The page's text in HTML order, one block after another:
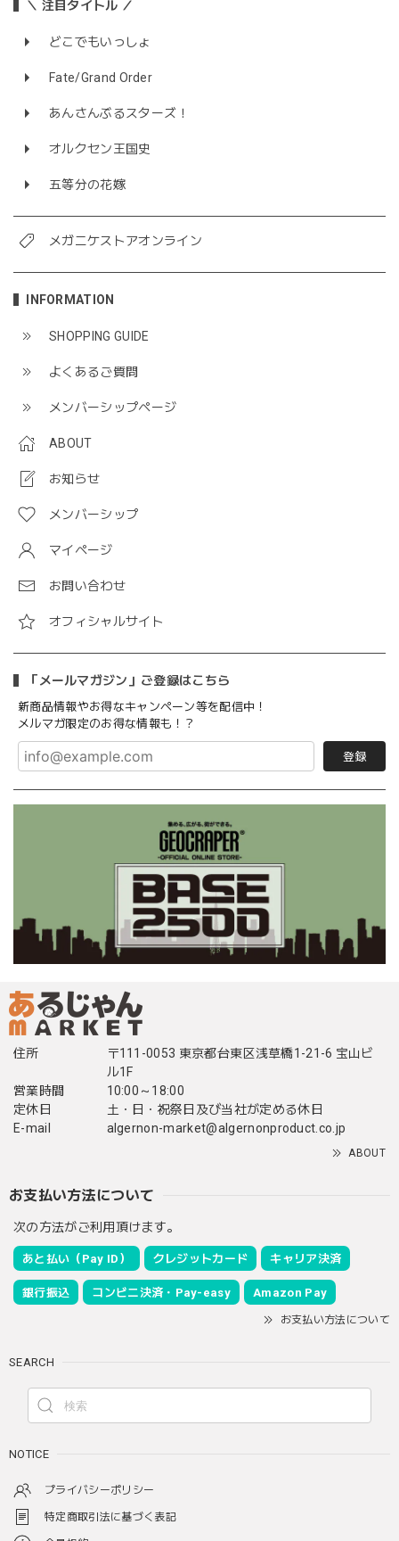
＼ 注目タイトル ／
どこでもいっしょ
Fate/Grand Order
あんさんぶるスターズ！
オルクセン王国史
五等分の花嫁
メガニケストアオンライン
INFORMATION
SHOPPING GUIDE
よくあるご質問
メンバーシップページ
ABOUT
お知らせ
メンバーシップ
マイページ
お問い合わせ
オフィシャルサイト
「メールマガジン」ご登録はこちら
新商品情報やお得なキャンペーン等を配信中！
メルマガ限定のお得な情報も！？
登録
住所
〒111-0053 東京都台東区浅草橋1-21-6 宝山ビ
ル1F
営業時間
10:00～18:00
定休日
土・日・祝祭日及び当社が定める休日
E-mail
algernon-market@algernonproduct.co.jp
ABOUT
お支払い方法について
次の方法がご利用頂けます。
あと払い（Pay ID） クレジットカード キャリア決済
銀行振込 コンビニ決済・Pay-easy Amazon Pay
お支払い方法について
SEARCH
NOTICE
プライバシーポリシー
特定商取引法に基づく表記